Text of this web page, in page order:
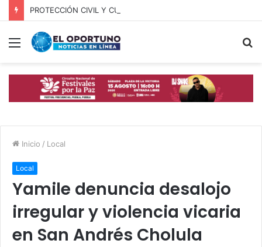
Menú
Inicio / Local
Local
Yamile denuncia desalojo
irregular y violencia vicaria
en San Andrés Cholula